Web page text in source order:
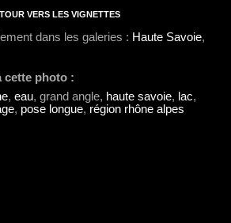
VERS LES VIGNETTES
dans les galeries : Haute Savoie,
cette photo :
, eau, grand angle, haute savoie, lac,
, pose longue, région rhône alpes